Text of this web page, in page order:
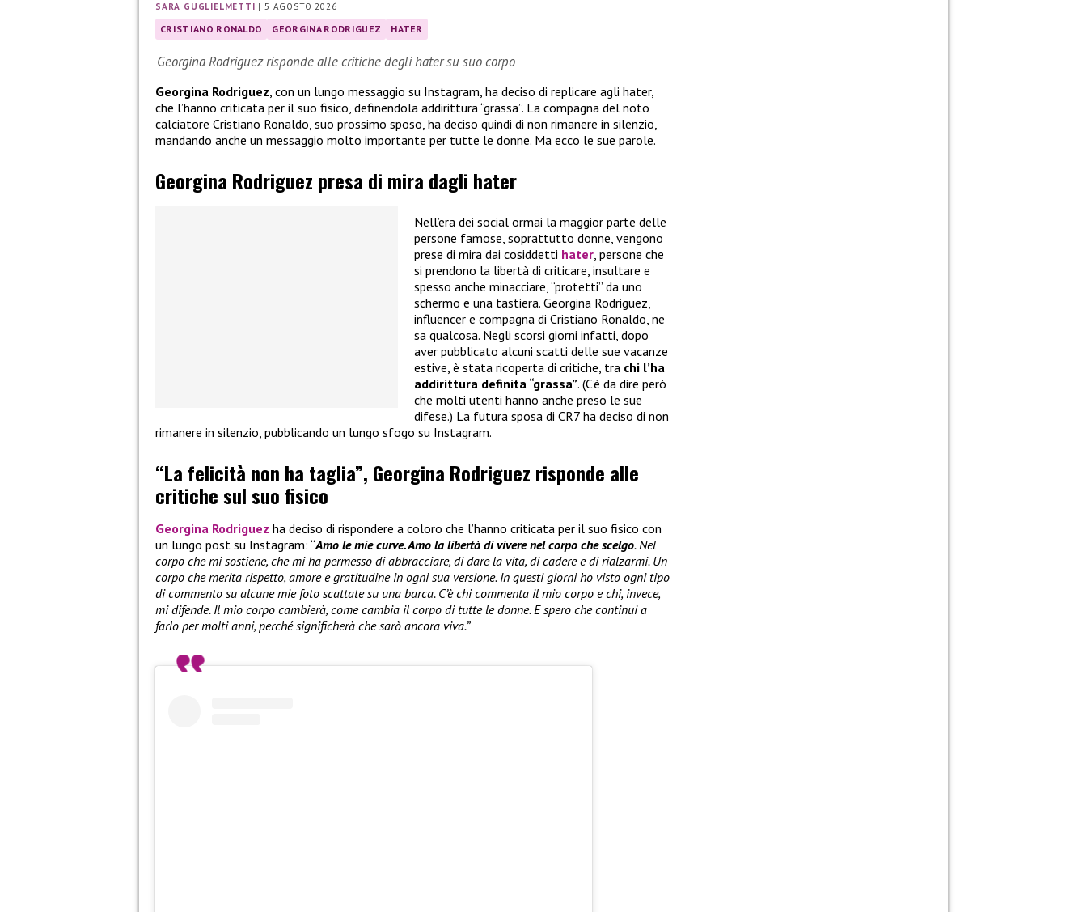
SARA GUGLIELMETTI |5 AGOSTO 2026
CRISTIANO RONALDO GEORGINA RODRIGUEZ HATER
Georgina Rodriguez risponde alle critiche degli hater su suo corpo
Georgina Rodriguez , con un lungo messaggio su Instagram, ha deciso di replicare agli hater,
che l’hanno criticata per il suo fisico, definendola addirittura “grassa”. La compagna del noto
calciatore Cristiano Ronaldo, suo prossimo sposo, ha deciso quindi di non rimanere in silenzio,
mandando anche un messaggio molto importante per tutte le donne. Ma ecco le sue parole.
Georgina Rodriguez presa di mira dagli hater
Nell’era dei social ormai la maggior parte delle
persone famose, soprattutto donne, vengono
prese di mira dai cosiddetti hater , persone che
si prendono la libertà di criticare, insultare e
spesso anche minacciare, “protetti” da uno
schermo e una tastiera. Georgina Rodriguez,
influencer e compagna di Cristiano Ronaldo, ne
sa qualcosa. Negli scorsi giorni infatti, dopo
aver pubblicato alcuni scatti delle sue vacanze
estive, è stata ricoperta di critiche, tra chi l’ha
addirittura definita “grassa”. (C’è da dire però
che molti utenti hanno anche preso le sue
difese.) La futura sposa di CR7 ha deciso di non
rimanere in silenzio, pubblicando un lungo sfogo su Instagram.
“La felicità non ha taglia”, Georgina Rodriguez risponde alle
critiche sul suo fisico
Georgina Rodriguez ha deciso di rispondere a coloro che l’hanno criticata per il suo fisico con
un lungo post su Instagram: “Amo le mie curve. Amo la libertà di vivere nel corpo che scelgo. Nel
corpo che mi sostiene, che mi ha permesso di abbracciare, di dare la vita, di cadere e di rialzarmi. Un
corpo che merita rispetto, amore e gratitudine in ogni sua versione. In questi giorni ho visto ogni tipo
di commento su alcune mie foto scattate su una barca. C’è chi commenta il mio corpo e chi, invece,
mi difende. Il mio corpo cambierà, come cambia il corpo di tutte le donne. E spero che continui a
farlo per molti anni, perché significherà che sarò ancora viva.”